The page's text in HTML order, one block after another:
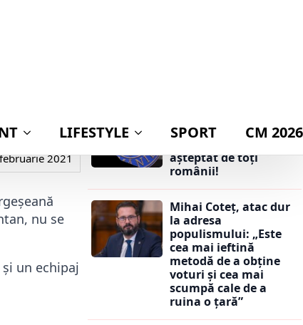
2021
nu se
un echipaj
vom avea un nou
așteptat de toți
românii!
Mihai Coteț, atac dur
la adresa
populismului: „Este
cea mai ieftină
metodă de a obține
voturi și cea mai
scumpă cale de a
ruina o țară”